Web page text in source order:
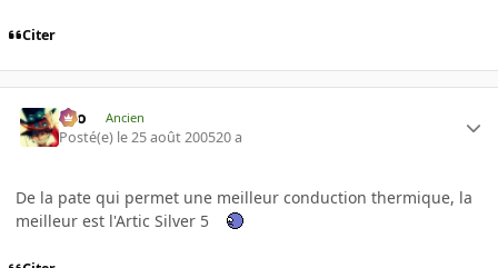
Citer
eYo Ancien
Posté(e) le 25 août 200520 a
De la pate qui permet une meilleur conduction thermique, la
meilleur est l'Artic Silver 5